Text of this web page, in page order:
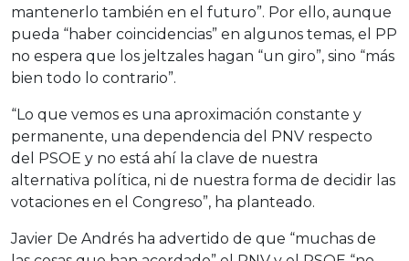
mantenerlo también en el futuro”. Por ello, aunque
pueda “haber coincidencias” en algunos temas, el PP
no espera que los jeltzales hagan “un giro”, sino “más
bien todo lo contrario”.
“Lo que vemos es una aproximación constante y
permanente, una dependencia del PNV respecto
del PSOE y no está ahí la clave de nuestra
alternativa política, ni de nuestra forma de decidir las
votaciones en el Congreso”, ha planteado.
Javier De Andrés ha advertido de que “muchas de